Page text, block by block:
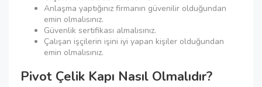
Anlaşma yaptığınız firmanın güvenilir olduğundan
emin olmalısınız.
Güvenlik sertifikası almalısınız.
Çalışan işçilerin işini iyi yapan kişiler olduğundan
emin olmalısınız.
Pivot Çelik Kapı Nasıl Olmalıdır?